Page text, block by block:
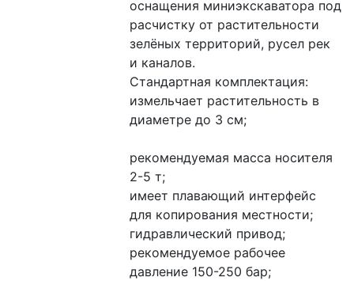
оснащения миниэкскаватора под
расчистку от растительности
зелёных территорий, русел рек
и каналов.
Стандартная комплектация:
измельчает растительность в
диаметре до 3 см;
рекомендуемая масса носителя
2-5 т;
имеет плавающий интерфейс
для копирования местности;
гидравлический привод;
рекомендуемое рабочее
давление 150-250 бар;